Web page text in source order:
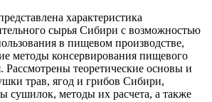
характеристика
сырья Сибири с возможностью
в пищевом производстве,
методы консервирования пищевого
Рассмотрены теоретические основы и
трав, ягод и грибов Сибири,
сушилок, методы их расчета, а также